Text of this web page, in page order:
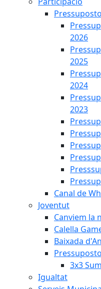
2026
2025
2024
2023
Canal de
Joventut
Canviem la
Calella
Baixada
3x3
Igualtat